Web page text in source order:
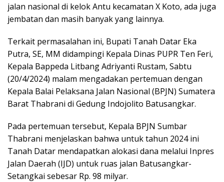
jalan nasional di kelok Antu kecamatan X Koto, ada juga
jembatan dan masih banyak yang lainnya.
Terkait permasalahan ini, Bupati Tanah Datar Eka
Putra, SE, MM didampingi Kepala Dinas PUPR Ten Feri,
Kepala Bappeda Litbang Adriyanti Rustam, Sabtu
(20/4/2024) malam mengadakan pertemuan dengan
Kepala Balai Pelaksana Jalan Nasional (BPJN) Sumatera
Barat Thabrani di Gedung Indojolito Batusangkar.
Pada pertemuan tersebut, Kepala BPJN Sumbar
Thabrani menjelaskan bahwa untuk tahun 2024 ini
Tanah Datar mendapatkan alokasi dana melalui Inpres
Jalan Daerah (IJD) untuk ruas jalan Batusangkar-
Setangkai sebesar Rp. 98 milyar.